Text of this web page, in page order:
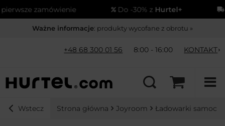
zamówienie Do -30% zHurtel+
Ważne informacje: produkty wycofane z obrotu »
+48 68 300 01 56 8:00 - 16:00 KONTAKT
Wstecz Strona główna Joyroom Ładowarki